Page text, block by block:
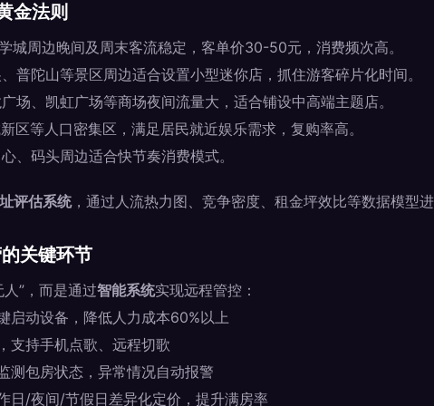
金法则
城周边晚间及周末客流稳定，客单价30-50元，消费频次高。
、普陀山等景区周边适合设置小型迷你店，抓住游客碎片化时间。
场、凯虹广场等商场夜间流量大，适合铺设中高端主题店。
新区等人口密集区，满足居民就近娱乐需求，复购率高。
心、码头周边适合快节奏消费模式。
评估系统，通过人流热力图、竞争密度、租金坪效比等数据模型进
关键环节
”，而是通过智能系统实现远程管控：
启动设备，降低人力成本60%以上
支持手机点歌、远程切歌
测包房状态，异常情况自动报警
日/夜间/节假日差异化定价，提升满房率